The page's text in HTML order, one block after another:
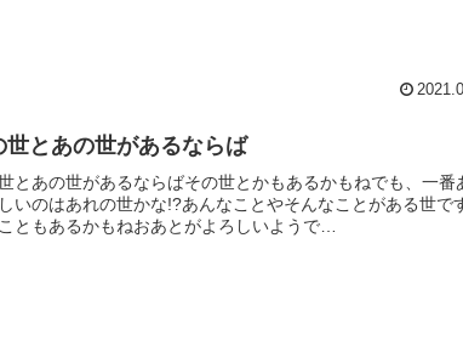
世とあの世があるならば
とあの世があるならばその世とかもあるかもねでも、一番
いのはあれの世かな!?あんなことやそんなことがある世で
ともあるかもねおあとがよろしいようで…